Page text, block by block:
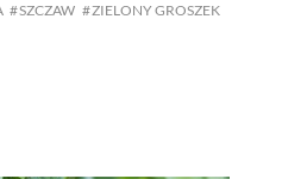
SZCZAW
ZIELONY GROSZEK
APTECZKA